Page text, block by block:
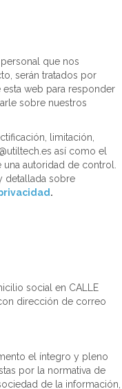
que nos
serán tratados por
esta web para responder
sobre nuestros
limitación,
así como el
autoridad de control.
detallada sobre
.
social en CALLE
con dirección de correo
el íntegro y pleno
por la normativa de
de la información,